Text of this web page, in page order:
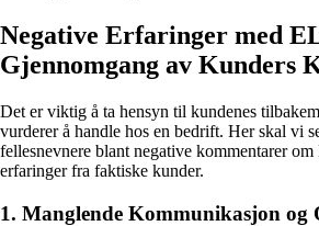
Negative Erfaringer med
Gjennomgang av Kunders
Det er viktig å ta hensyn til kundenes
vurderer å handle hos en bedrift. Her skal vi
fellesnevnere blant negative kommentarer
erfaringer fra faktiske kunder.
1. Manglende Kommunikasjon og